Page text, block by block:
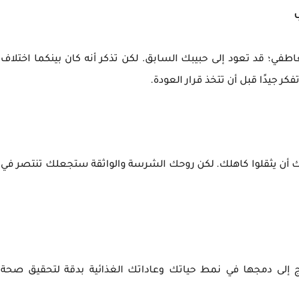
قد تعود إلى حبيبك السابق. لكن تذكر أنه كان بينكما اختلاف
جيدًا قبل أن تتخذ قرار العودة.
أن يثقلوا كاهلك. لكن روحك الشرسة والواثقة ستجعلك تنتصر في
إلى دمجها في نمط حياتك وعاداتك الغذائية بدقة لتحقيق صحة